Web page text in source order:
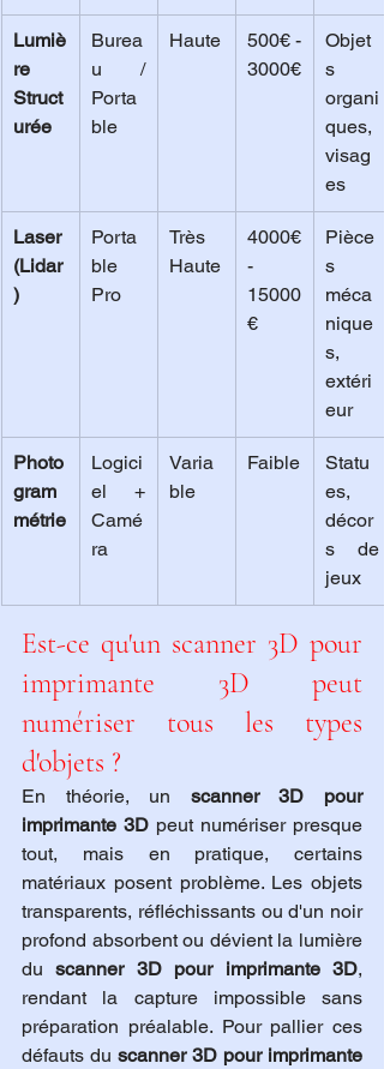
Lumiè
re
Struct
urée
Burea
u /
Porta
ble
Haute
500€ -
3000€
Objet
s
organi
ques,
visag
es
Laser
(Lidar
)
Porta
ble
Pro
Très
Haute
4000€
-
15000
€
Pièce
s
méca
nique
s,
extéri
eur
Photo
gram
métrie
Logici
el +
Camé
ra
Varia
ble
Faible
Statu
es,
décor
s de
jeux
Est-ce qu'un scanner 3D pour
imprimante 3D peut
numériser tous les types
d'objets ?
En théorie, un scanner 3D pour
imprimante 3D peut numériser presque
tout, mais en pratique, certains
matériaux posent problème. Les objets
transparents, réfléchissants ou d'un noir
profond absorbent ou dévient la lumière
du scanner 3D pour imprimante 3D,
rendant la capture impossible sans
préparation préalable. Pour pallier ces
défauts du scanner 3D pour imprimante